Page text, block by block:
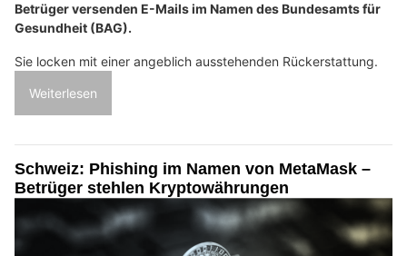
Betrüger versenden E-Mails im Namen des Bundesamts für
Gesundheit (BAG).
Sie locken mit einer angeblich ausstehenden Rückerstattung.
Weiterlesen
Schweiz: Phishing im Namen von MetaMask –
Betrüger stehlen Kryptowährungen